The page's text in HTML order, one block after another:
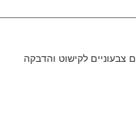
צבעוניים לקישוט והדבקה